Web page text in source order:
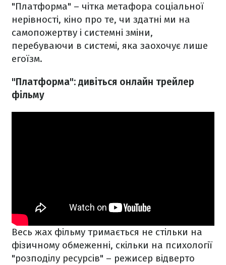
"Платформа" – чітка метафора соціальної
нерівності, кіно про те, чи здатні ми на
самопожертву і системні зміни,
перебуваючи в системі, яка заохочує лише
егоїзм.
"Платформа": дивіться онлайн трейлер
фільму
Весь жах фільму тримається не стільки на
фізичному обмеженні, скільки на психології
"розподілу ресурсів" – режисер відверто